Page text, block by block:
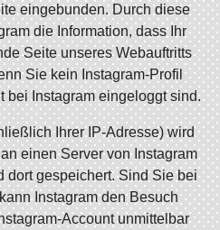
eingebunden. Durch diese
die Information, dass Ihr
Seite unseres Webauftritts
Sie kein Instagram-Profil
bei Instagram eingeloggt sind.
Ihrer IP-Adresse) wird
einen Server von Instagram
dort gespeichert. Sind Sie bei
Instagram den Besuch
Account unmittelbar